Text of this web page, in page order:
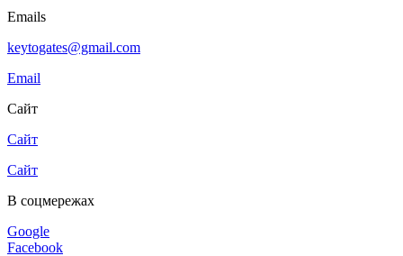
Emails
keytogates@gmail.com
Email
Сайт
Сайт
Сайт
В соцмережах
Google
Facebook